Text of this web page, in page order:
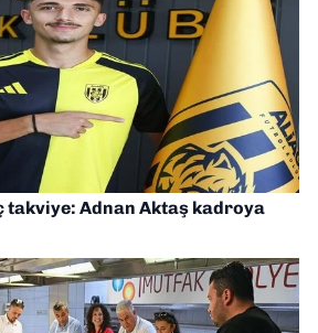
takviye: Adnan Aktaş kadroya